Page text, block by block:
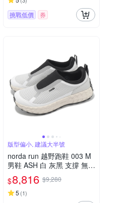
挑戰低價 券
版型偏小, 建議大半號
norda run 越野跑鞋 003 M
男鞋 ASH 白 灰黑 支撐 無鞋
帶 緩衝 黃金大底 抓地 戶外
運動鞋 003MASH
$8,816 $9,280
5 (1)